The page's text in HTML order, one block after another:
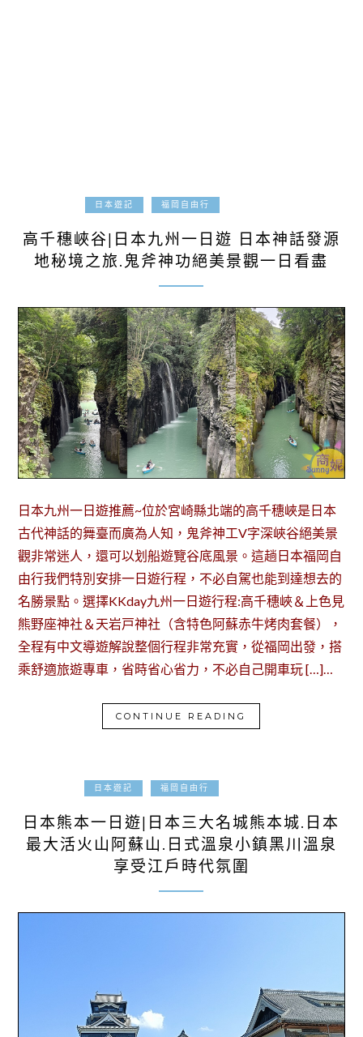
日本遊記 福岡自由行
高千穗峽谷|日本九州一日遊 日本神話發源
地秘境之旅.鬼斧神功絕美景觀一日看盡
日本九州一日遊推薦~位於宮崎縣北端的高千穗峽是日本
古代神話的舞臺而廣為人知，鬼斧神工V字深峽谷絕美景
觀非常迷人，還可以划船遊覽谷底風景。這趟日本福岡自
由行我們特別安排一日遊行程，不必自駕也能到達想去的
名勝景點。選擇KKday九州一日遊行程:高千穗峽＆上色見
熊野座神社＆天岩戸神社（含特色阿蘇赤牛烤肉套餐），
全程有中文導遊解說整個行程非常充實，從福岡出發，搭
乘舒適旅遊專車，省時省心省力，不必自己開車玩 […]…
CONTINUE READING
日本遊記 福岡自由行
日本熊本一日遊|日本三大名城熊本城.日本
最大活火山阿蘇山.日式溫泉小鎮黑川溫泉
享受江戶時代氛圍